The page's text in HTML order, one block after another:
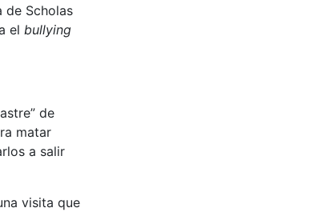
de Scholas
el bullying
de
matar
a salir
visita que